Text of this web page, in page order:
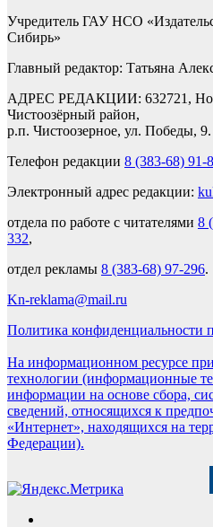
Учредитель ГАУ НСО
Сибирь»
Главный редактор: Татьяна
АДРЕС РЕДАКЦИИ: 632721,
Чистоозёрный район,
р.п. Чистоозерное, ул. Победы, 9.
Телефон редакции 8 (383-68) 91-
Электронный адрес редакции:
отдела по работе с читателями 8
332,
отдел рекламы 8 (383-68) 97-296.
Kn-reklama@mail.ru
Политика конфиденциальности
На информационном ресурсе
технологии (информационные
информации на основе сбора,
сведений, относящихся к
«Интернет», находящихся на
Федерации).